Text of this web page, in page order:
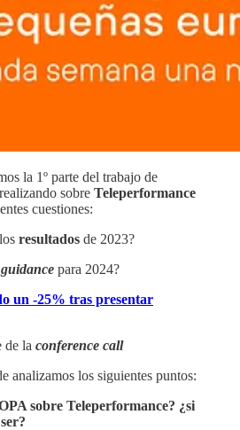
la 1º parte del trabajo de
sobre Teleperformance
cuestiones:
resultados de 2023?
guidance para 2024?
un -25% tras presentar
de la conference call
analizamos los siguientes puntos:
sobre Teleperformance? ¿si